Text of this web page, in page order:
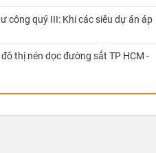
công quý III: Khi các siêu dự án áp
thị nén dọc đường sắt TP HCM -